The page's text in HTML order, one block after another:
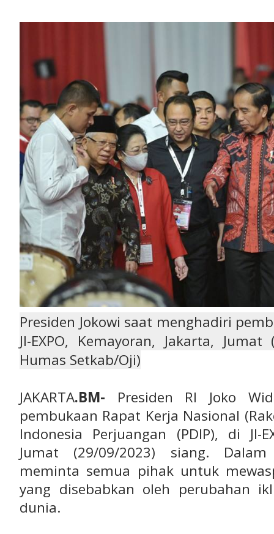
Presiden Jokowi saat menghadiri
JI-EXPO, Kemayoran, Jakarta,
Humas Setkab/Oji)
JAKARTA.BM- Presiden RI Joko
pembukaan Rapat Kerja Nasional
Indonesia Perjuangan (PDIP), di JI-
Jumat (29/09/2023) siang.
meminta semua pihak untuk
yang disebabkan oleh perubahan
dunia.